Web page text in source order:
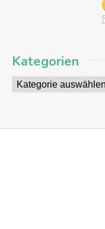
Kategorien